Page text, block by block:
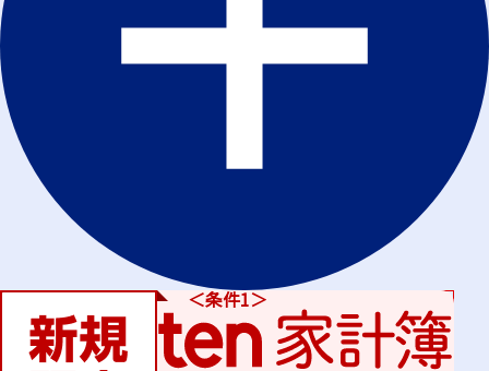
＜条件1＞
※既に楽天家計簿会員の方は、
条件2 にお進みください。